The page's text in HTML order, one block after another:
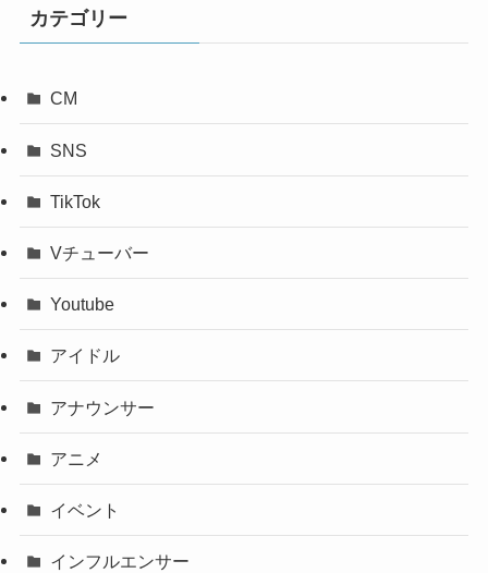
カテゴリー
CM
SNS
TikTok
Vチューバー
Youtube
アイドル
アナウンサー
アニメ
イベント
インフルエンサー